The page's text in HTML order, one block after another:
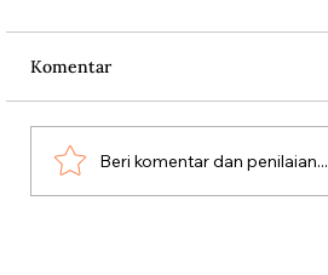
Komentar
Beri komentar dan penilaian...